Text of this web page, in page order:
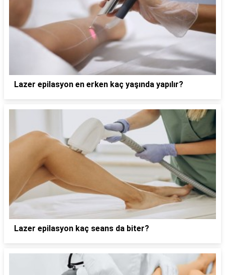
Lazer epilasyon en erken kaç yaşında yapılır?
Lazer epilasyon kaç seans da biter?